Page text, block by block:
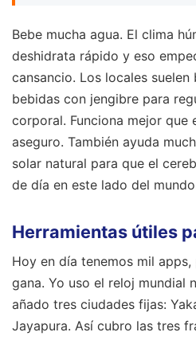
Bebe mucha agua. El clima
deshidrata rápido y eso
cansancio. Los locales
bebidas con jengibre para
corporal. Funciona mejor que
aseguro. También ayuda
solar natural para que el
de día en este lado del
Herramientas útiles
Hoy en día tenemos mil
gana. Yo uso el reloj mundial
añado tres ciudades fijas:
Jayapura. Así cubro las tres